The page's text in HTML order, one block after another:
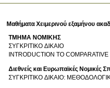
Μαθήματα Χειμερινού εξαμήνου
ΤΜΗΜΑ ΝΟΜΙΚΗΣ
ΣΥΓΚΡΙΤΙΚΟ ΔΙΚΑΙΟ
INTRODUCTION TO
Διεθνείς και Ευρωπαϊκές Νομικές
ΣΥΓΚΡΙΤΙΚΟ ΔΙΚΑΙΟ: